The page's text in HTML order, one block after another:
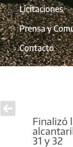
Licitaciones
Prensa y
Contacto
Finalizó
31 y 32